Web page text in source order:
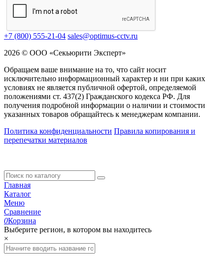
+7 (800) 555-21-04 sales@optimus-cctv.ru
2026 © ООО «Секьюрити Эксперт»
Обращаем ваше внимание на то, что сайт носит
исключительно информационный характер и ни при каких
условиях не является публичной офертой, определяемой
положениями ст. 437(2) Гражданского кодекса РФ. Для
получения подробной информации о наличии и стоимости
указанных товаров обращайтесь к менеджерам компании.
Политика конфиденциальности Правила копирования и
перепечатки материалов
Главная
Каталог
Меню
Сравнение
0Корзина
Выберите регион, в котором вы находитесь
×